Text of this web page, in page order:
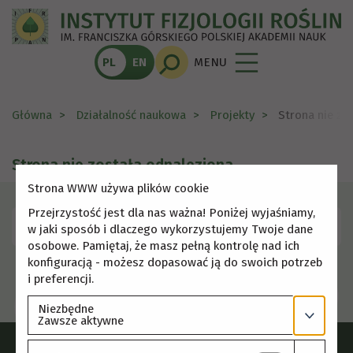
PL EN MENU
Główna Działalność naukowa Projekty Strona nie
Strona nie została odnaleziona
Skorzystaj z menu, aby wybrać inną stronę.
Strona WWW używa plików cookie
Przejrzystość jest dla nas ważna! Poniżej wyjaśniamy,
w jaki sposób i dlaczego wykorzystujemy Twoje dane
osobowe. Pamiętaj, że masz pełną kontrolę nad ich
konfiguracją - możesz dopasować ją do swoich potrzeb
i preferencji.
Niezbędne
Zawsze aktywne